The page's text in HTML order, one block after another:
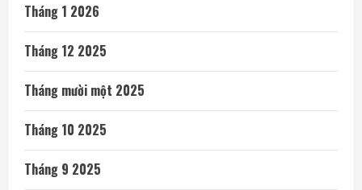
Tháng 1 2026
Tháng 12 2025
Tháng mười một 2025
Tháng 10 2025
Tháng 9 2025